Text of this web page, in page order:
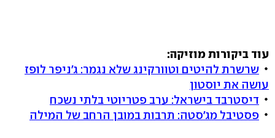
עוד ביקורות מוזיקה:
שרשרת להיטים וטוורקינג שלא נגמר: ג'ניפר לופז
עושה את יוסטון
דיסטרבד בישראל: ערב פטריוטי בלתי נשכח
פסטיבל מג'סטה: תרבות במובן הרחב של המילה